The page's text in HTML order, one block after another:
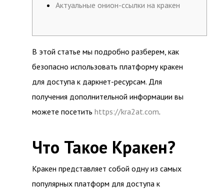
Актуальные онион-ссылки на кракен
В этой статье мы подробно разберем, как
безопасно использовать платформу кракен
для доступа к даркнет-ресурсам. Для
получения дополнительной информации вы
можете посетить https://kra2at.com.
Что Такое Кракен?
Кракен представляет собой одну из самых
популярных платформ для доступа к